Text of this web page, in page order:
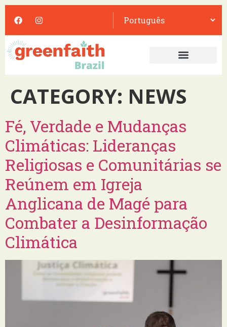
CATEGORY: NEWS
Fé, Verdade e Mudanças
Climáticas: Lideranças
Religiosas e Comunitárias se
Reúnem em Igreja
Anglicana de Magé para
Combater a Desinformação
Climática